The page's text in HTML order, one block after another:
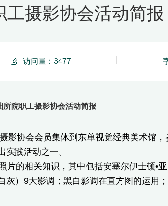
工摄影协会活动简报
访问量： 3477
所院职工摄影协会活动简报
协会会员集体到东单视觉经典美术馆
践活动之一。
的相关知识，其中包括安塞尔伊士顿•
）9大影调；黑白影调在直方图的运用